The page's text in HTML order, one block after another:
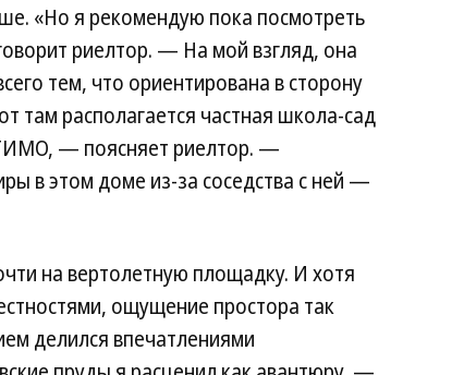
«Но я рекомендую пока посмотреть
риелтор. — На мой взгляд, она
тем, что ориентирована в сторону
там располагается частная школа-сад
— поясняет риелтор. —
в этом доме из-за соседства с ней —
на вертолетную площадку. И хотя
ощущение простора так
делился впечатлениями